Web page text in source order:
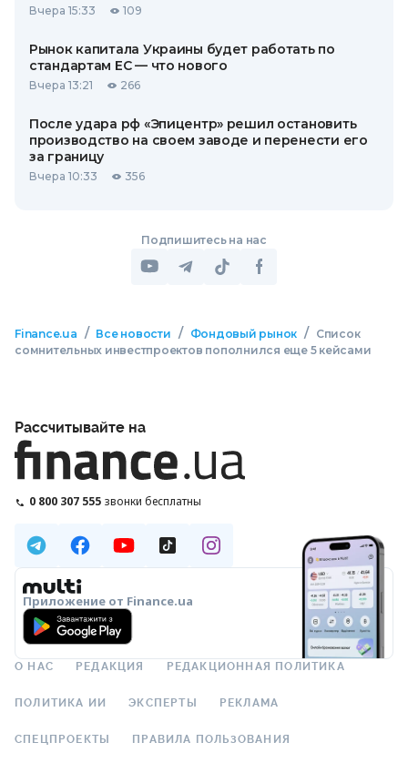
Вчера 15:33 109
Рынок капитала Украины будет работать по
стандартам ЕС — что нового
Вчера 13:21 266
После удара рф «Эпицентр» решил остановить
производство на своем заводе и перенести его
за границу
Вчера 10:33 356
Подпишитесь на нас
Finance.ua / Все новости / Фондовый рынок /
Список
сомнительных инвестпроектов пополнился еще 5 кейсами
Рассчитывайте на
0 800 307 555 звонки бесплатны
Приложение от Finance.ua
О НАС РЕДАКЦИЯ РЕДАКЦИОННАЯ ПОЛИТИКА
ПОЛИТИКА ИИ ЭКСПЕРТЫ РЕКЛАМА
СПЕЦПРОЕКТЫ ПРАВИЛА ПОЛЬЗОВАНИЯ